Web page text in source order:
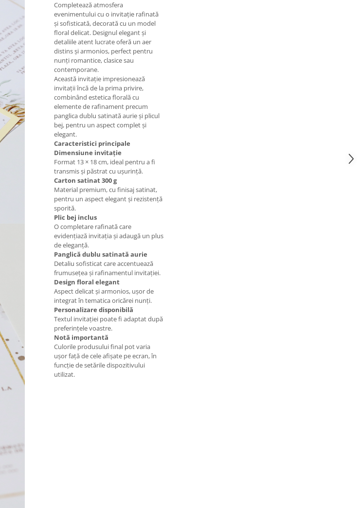
Completează atmosfera
evenimentului cu o invitație rafinată
și sofisticată, decorată cu un model
floral delicat. Designul elegant și
detaliile atent lucrate oferă un aer
distins și armonios, perfect pentru
nunți romantice, clasice sau
contemporane.
Această invitație impresionează
invitații încă de la prima privire,
combinând estetica florală cu
elemente de rafinament precum
panglica dublu satinată aurie și plicul
bej, pentru un aspect complet și
elegant.
Caracteristici principale
Dimensiune invitație
Format 13 × 18 cm, ideal pentru a fi
transmis și păstrat cu ușurință.
Carton satinat 300 g
Material premium, cu finisaj satinat,
pentru un aspect elegant și rezistență
sporită.
Plic bej inclus
O completare rafinată care
evidențiază invitația și adaugă un plus
de eleganță.
Panglică dublu satinată aurie
Detaliu sofisticat care accentuează
frumusețea și rafinamentul invitației.
Design floral elegant
Aspect delicat și armonios, ușor de
integrat în tematica oricărei nunți.
Personalizare disponibilă
Textul invitației poate fi adaptat după
preferințele voastre.
Notă importantă
Culorile produsului final pot varia
ușor față de cele afișate pe ecran, în
funcție de setările dispozitivului
utilizat.